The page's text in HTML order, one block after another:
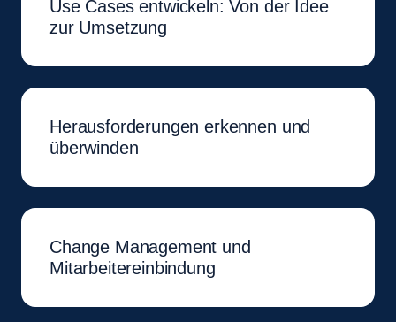
Use Cases entwickeln: Von der Idee
zur Umsetzung
Herausforderungen erkennen und
überwinden
Change Management und
Mitarbeitereinbindung